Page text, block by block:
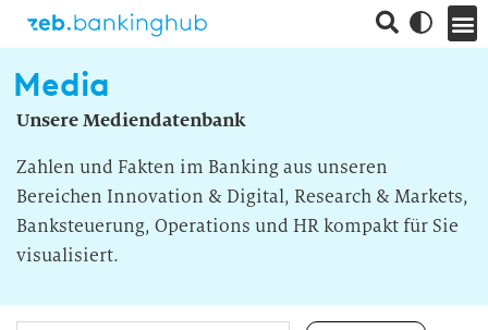
Media
Unsere Mediendatenbank
Zahlen und Fakten im Banking aus unseren
Bereichen Innovation & Digital, Research & Markets,
Banksteuerung, Operations und HR kompakt für Sie
visualisiert.